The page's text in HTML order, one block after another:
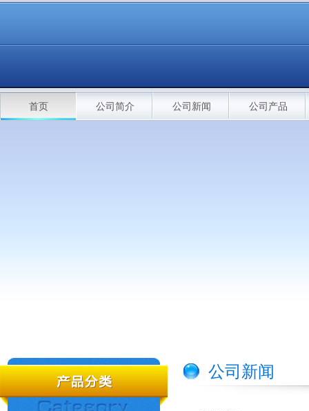
首页 公司简介 公司新闻 公司产品
公司新闻